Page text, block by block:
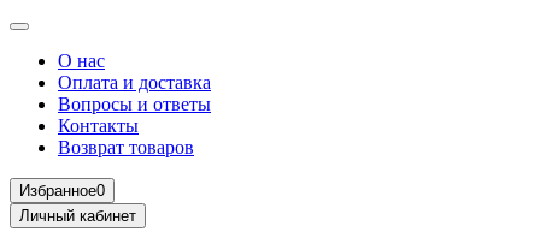
О нас
Оплата и доставка
Вопросы и ответы
Контакты
Возврат товаров
Избранное0
Личный кабинет